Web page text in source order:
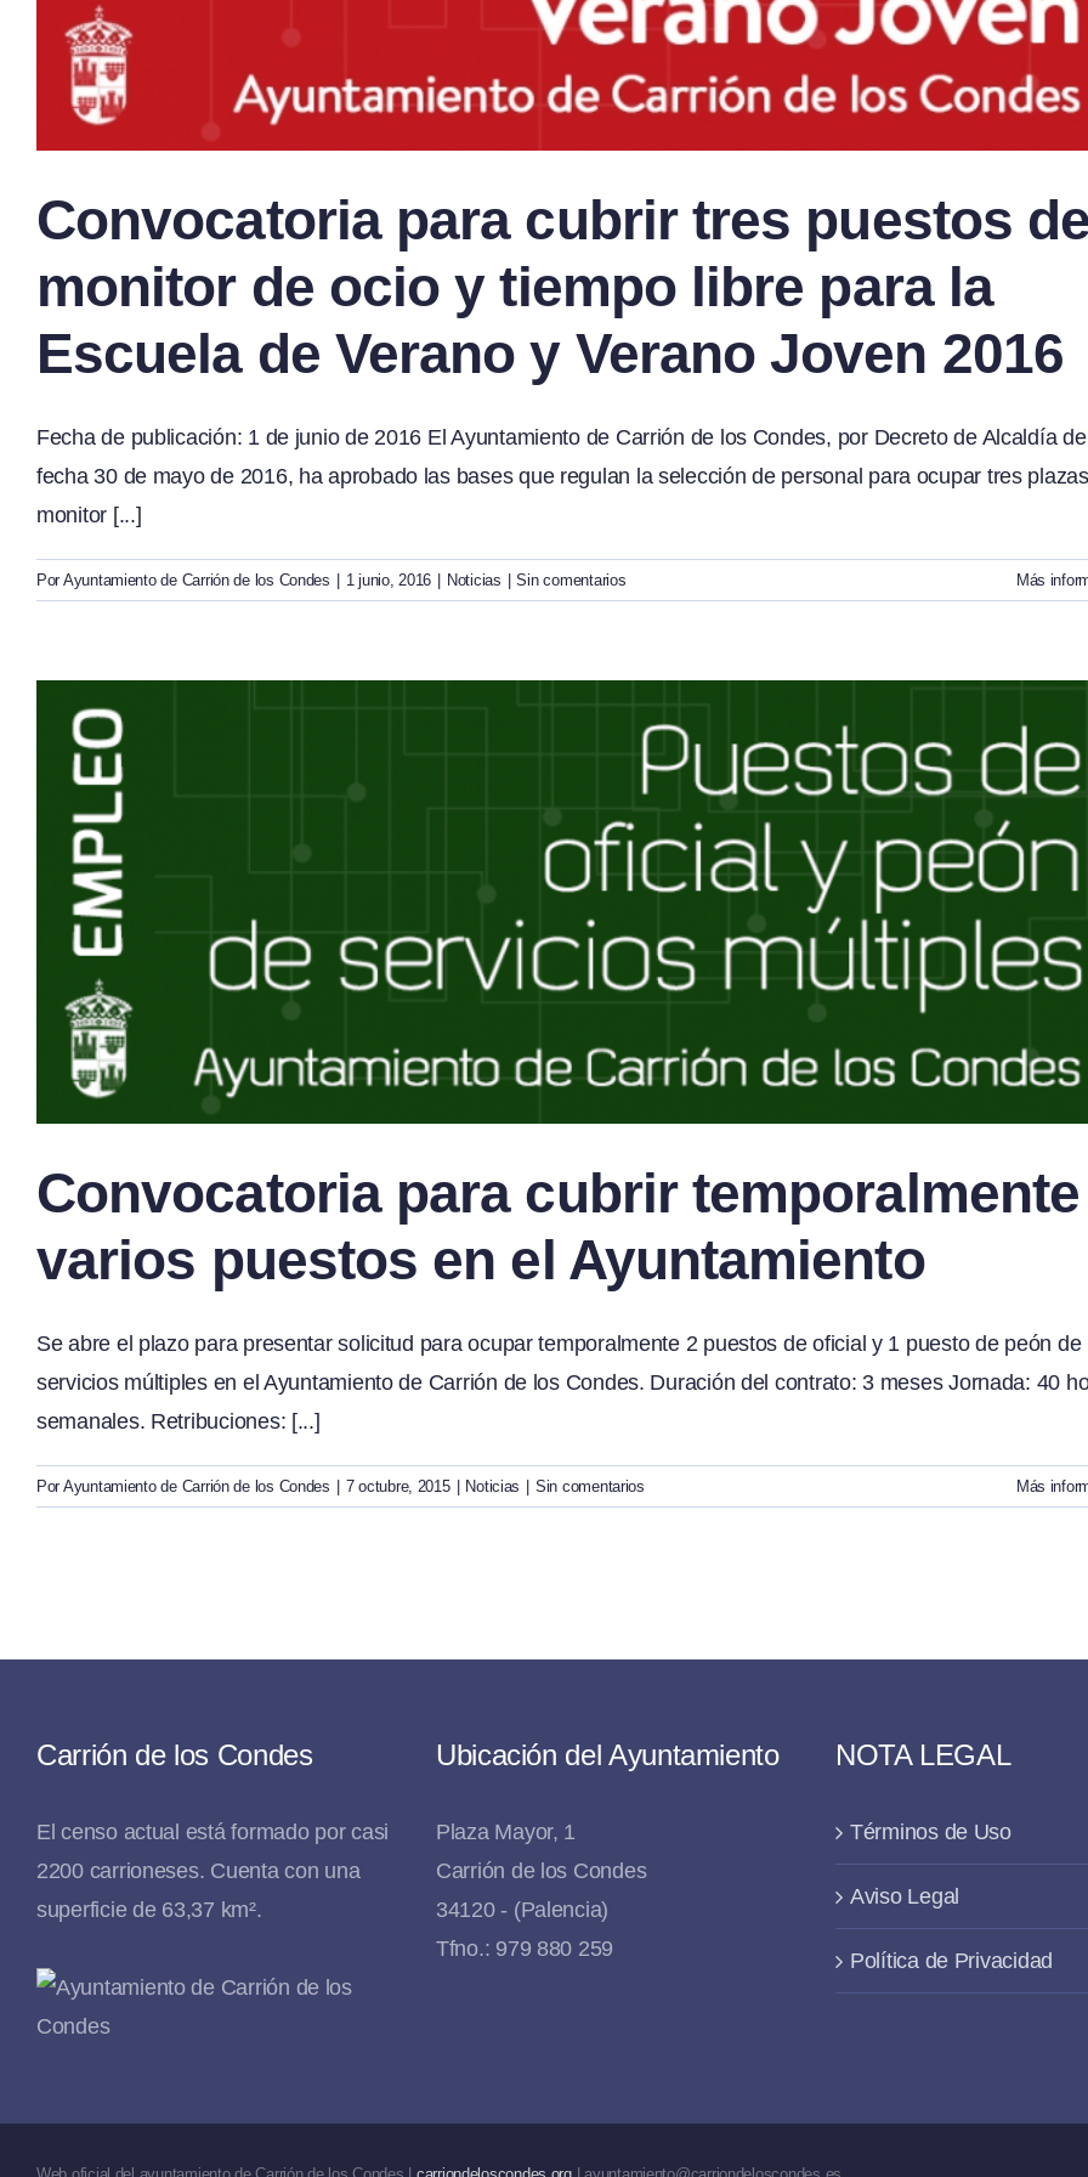
Convocatoria para cubrir tres puestos de
monitor de ocio y tiempo libre para la
Escuela de Verano y Verano Joven 2016
Fecha de publicación: 1 de junio de 2016 El Ayuntamiento de Carrión de los Condes, por Decreto de Alcaldía de
fecha 30 de mayo de 2016, ha aprobado las bases que regulan la selección de personal para ocupar tres
monitor [...]
Por Ayuntamiento de Carrión de los Condes 1 junio, 2016 Noticias Sin comentarios Más
Convocatoria para cubrir temporalmente
varios puestos en el Ayuntamiento
Se abre el plazo para presentar solicitud para ocupar temporalmente 2 puestos de oficial y 1 puesto de peón de
servicios múltiples en el Ayuntamiento de Carrión de los Condes. Duración del contrato: 3 meses Jornada: 40
semanales. Retribuciones: [...]
Por Ayuntamiento de Carrión de los Condes 7 octubre, 2015 Noticias Sin comentarios Más
Carrión de los Condes
El censo actual está formado por casi
2200 carrioneses. Cuenta con una
superficie de 63,37 km².
Ubicación del Ayuntamiento
Plaza Mayor, 1
Carrión de los Condes
34120 - (Palencia)
Tfno.: 979 880 259
NOTA LEGAL
Términos de Uso
Aviso Legal
Política de Privacidad